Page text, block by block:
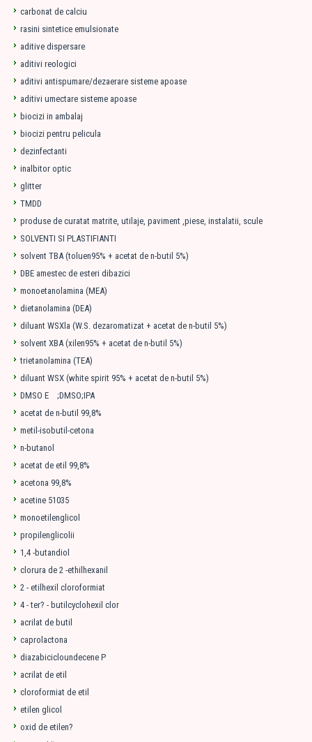
carbonat de calciu
rasini sintetice emulsionate
aditive dispersare
aditivi reologici
aditivi antispumare/dezaerare sisteme apoase
aditivi umectare sisteme apoase
biocizi in ambalaj
biocizi pentru pelicula
dezinfectanti
inalbitor optic
glitter
TMDD
produse de curatat matrite, utilaje, paviment ,piese, instalatii, scule
SOLVENTI SI PLASTIFIANTI
solvent TBA (toluen95% + acetat de n-butil 5%)
DBE amestec de esteri dibazici
monoetanolamina (MEA)
dietanolamina (DEA)
diluant WSXla (W.S. dezaromatizat + acetat de n-butil 5%)
solvent XBA (xilen95% + acetat de n-butil 5%)
trietanolamina (TEA)
diluant WSX (white spirit 95% + acetat de n-butil 5%)
DMSO E ;DMSO;IPA
acetat de n-butil 99,8%
metil-isobutil-cetona
n-butanol
acetat de etil 99,8%
acetona 99,8%
acetine 51035
monoetilenglicol
propilenglicolii
1,4 -butandiol
clorura de 2 -ethilhexanil
2 - etilhexil cloroformiat
4 - ter? - butilcyclohexil clor
acrilat de butil
caprolactona
diazabicicloundecene P
acrilat de etil
cloroformiat de etil
etilen glicol
oxid de etilen?